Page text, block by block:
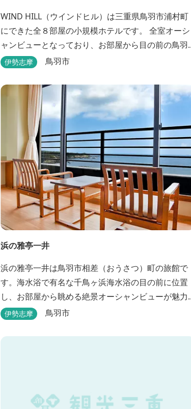
WIND HILL（ウインドヒル）は三重県鳥羽市浦村町
にできた全８部屋の小規模ホテルです。 全室オーシ
ャンビューとなっており、お部屋から目の前の鳥羽
湾の穏やかな海を一望できます♪ またセルフチェッ
面でチェックインが可能です。 食事提供や接客サー
ビスがない分、リーズナブルな料金で宿泊が可能な
伊勢志摩 鳥羽市
浜の雅亭一井
浜の雅亭一井は鳥羽市相差（おうさつ）町の旅館で
す。海水浴で有名な千鳥ヶ浜海水浴の目の前に位置
し、お部屋から眺める絶景オーシャンビューが魅力
の宿です。 宿のコンセプトは「しあわせの海へ、よ
平洋に面したみなと町。相差の海は、おいしい海産
伊勢志摩 鳥羽市